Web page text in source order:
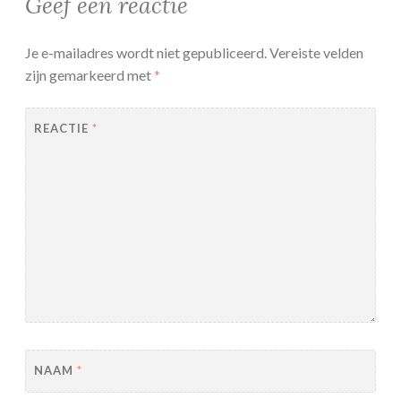
Je e-mailadres wordt niet gepubliceerd.Vereiste velden
zijn gemarkeerd met*
REACTIE *
NAAM *